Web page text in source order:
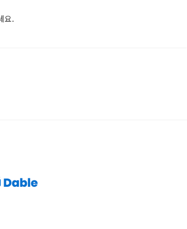
요.